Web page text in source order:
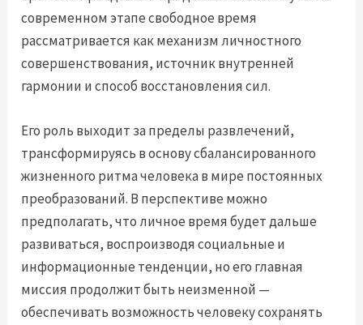
современном этапе свободное время
рассматривается как механизм личностного
совершенствования, источник внутренней
гармонии и способ восстановления сил.
Его роль выходит за пределы развлечений,
трансформируясь в основу сбалансированного
жизненного ритма человека в мире постоянных
преобразований. В перспективе можно
предполагать, что личное время будет дальше
развиваться, воспроизводя социальные и
информационные тенденции, но его главная
миссия продолжит быть неизменной —
обеспечивать возможность человеку сохранять